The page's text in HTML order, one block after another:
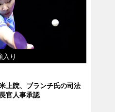
入り
上院、ブランチ氏の司法
官人事承認